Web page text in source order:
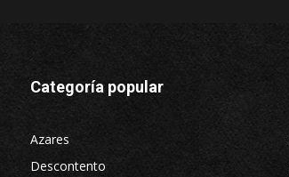
Categoría popular
Azares
Descontento